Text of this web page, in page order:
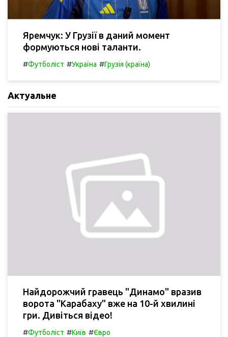
Яремчук: У Грузії в даний момент
формуються нові таланти.
#Футболіст #Україна #Грузія (країна)
Актуальне
Найдорожчий гравець "Динамо" вразив
ворота "Карабаху" вже на 10-й хвилині
гри. Дивіться відео!
#Футболіст #Київ #Євро